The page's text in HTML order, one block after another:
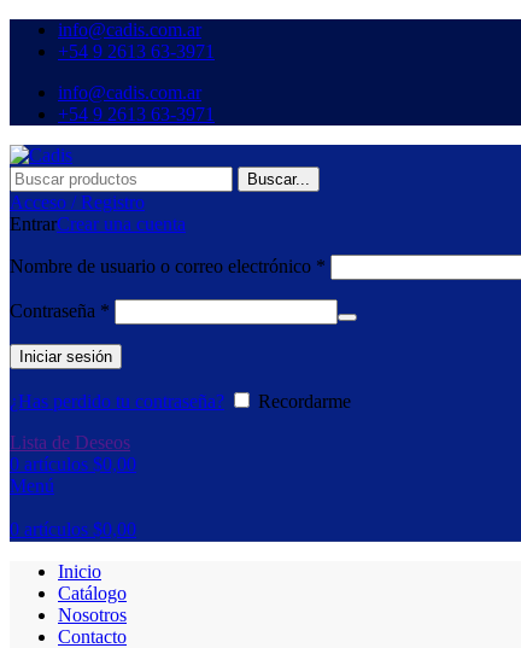
info@cadis.com.ar
‪+54 9 2613 63‑3971‬
info@cadis.com.ar
‪+54 9 2613 63‑3971‬
Buscar...
Acceso / Registro
EntrarCrear una cuenta
Nombre de usuario o correo electrónico *
Contraseña *
Iniciar sesión
¿Has perdido tu contraseña?
Recordarme
Lista de Deseos
0 artículos $0,00
Menú
0 artículos $0,00
Inicio
Catálogo
Nosotros
Contacto